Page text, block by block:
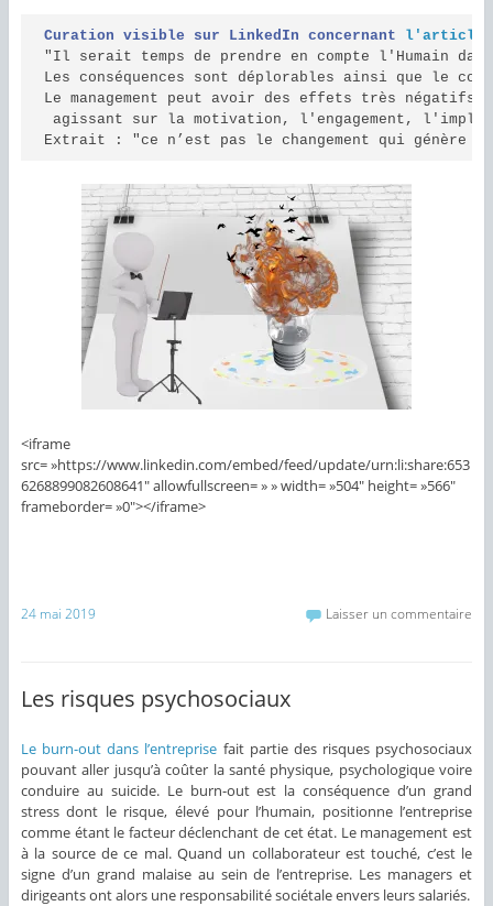
Curation visible sur LinkedIn concernant l'article
"Il serait temps de prendre en compte l'Humain
Les conséquences sont déplorables ainsi que le
Le management peut avoir des effets très négatifs
agissant sur la motivation, l'engagement,
Extrait : "ce n’est pas le changement qui génère
<iframe
src= »https://www.linkedin.com/embed/feed/update/urn:li:share:653
6268899082608641″ allowfullscreen= » » width= »504″ height= »566″
frameborder= »0″></iframe>
24 mai 2019 Laisser un commentaire
Les risques psychosociaux
Le burn-out dans l’entreprise fait partie des risques psychosociaux
pouvant aller jusqu’à coûter la santé physique, psychologique voire
conduire au suicide. Le burn-out est la conséquence d’un grand
stress dont le risque, élevé pour l’humain, positionne l’entreprise
comme étant le facteur déclenchant de cet état. Le management est
à la source de ce mal. Quand un collaborateur est touché, c’est le
signe d’un grand malaise au sein de l’entreprise. Les managers et
dirigeants ont alors une responsabilité sociétale envers leurs salariés.